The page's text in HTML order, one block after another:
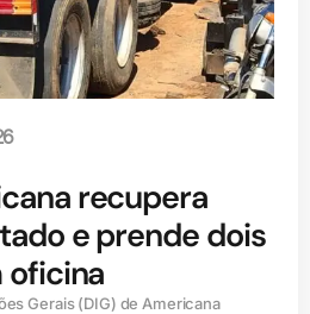
recupera
e prende dois
oficina
Gerais (DIG) de Americana